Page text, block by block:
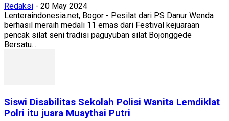
Redaksi - 20 May 2024
Lenteraindonesia.net, Bogor - Pesilat dari PS Danur Wenda
berhasil meraih medali 11 emas dari Festival kejuaraan
pencak silat seni tradisi paguyuban silat Bojonggede
Bersatu...
Siswi Disabilitas Sekolah Polisi Wanita Lemdiklat
Polri itu juara Muaythai Putri